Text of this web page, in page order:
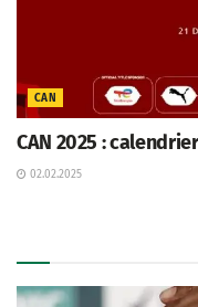
CAN
CAN 2025 :
02.02.2025